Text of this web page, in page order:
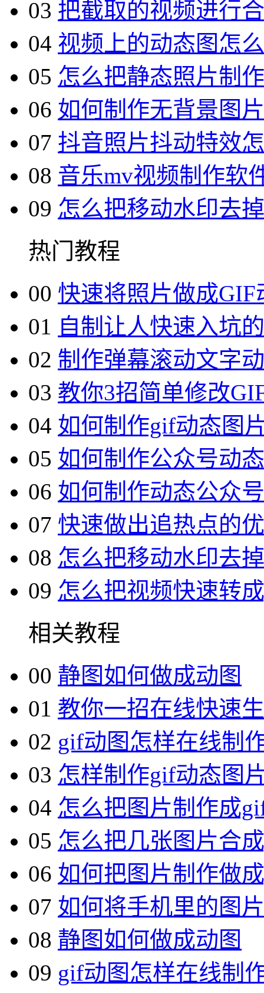
03 把截取的视频进行
04 视频上的动态图怎
05 怎么把静态照片制
06 如何制作无背景图片
07 抖音照片抖动特效
08 音乐mv视频制作软
09 怎么把移动水印去
热门教程
00 快速将照片做成GIF
01 自制让人快速入坑
02 制作弹幕滚动文字
03 教你3招简单修改
04 如何制作gif动态图
05 如何制作公众号动
06 如何制作动态公众
07 快速做出追热点的
08 怎么把移动水印去
09 怎么把视频快速转
相关教程
00 静图如何做成动图
01 教你一招在线快速
02 gif动图怎样在线制
03 怎样制作gif动态图
04 怎么把图片制作成
05 怎么把几张图片合
06 如何把图片制作做
07 如何将手机里的图
08 静图如何做成动图
09 gif动图怎样在线制